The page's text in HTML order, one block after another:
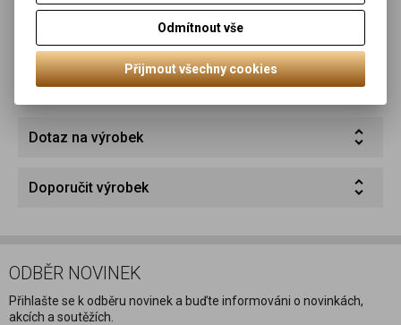
vedlejší rostlinné produkty, minerální látky
analytické složení:protein 9 %, tuky 4,5 %, hrubá vláknina 0,3
%, popel 2 %, vlhkost 81 %, taurin 0,6 g/ kg
Dotaz na výrobek
Doporučit výrobek
ODBĚR NOVINEK
Přihlašte se k odběru novinek a buďte informováni o novinkách,
akcích a soutěžích.
Odmítnout vše
Přijmout všechny cookies